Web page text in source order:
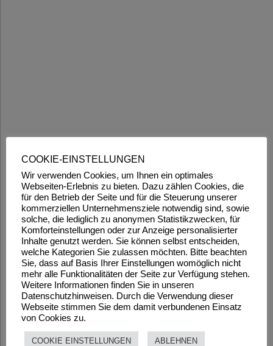
COOKIE-EINSTELLUNGEN
Wir verwenden Cookies, um Ihnen ein optimales
Webseiten-Erlebnis zu bieten. Dazu zählen Cookies, die
für den Betrieb der Seite und für die Steuerung unserer
kommerziellen Unternehmensziele notwendig sind, sowie
solche, die lediglich zu anonymen Statistikzwecken, für
Komforteinstellungen oder zur Anzeige personalisierter
Inhalte genutzt werden. Sie können selbst entscheiden,
welche Kategorien Sie zulassen möchten. Bitte beachten
Sie, dass auf Basis Ihrer Einstellungen womöglich nicht
mehr alle Funktionalitäten der Seite zur Verfügung stehen.
Weitere Informationen finden Sie in unseren
Datenschutzhinweisen. Durch die Verwendung dieser
Webseite stimmen Sie dem damit verbundenen Einsatz
von Cookies zu.
COOKIE EINSTELLUNGEN ABLEHNEN